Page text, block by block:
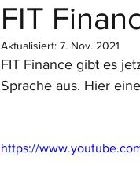
FIT
Aktualisiert: 7. Nov. 2021
FIT Finance gibt es
Sprache aus. Hier
https://